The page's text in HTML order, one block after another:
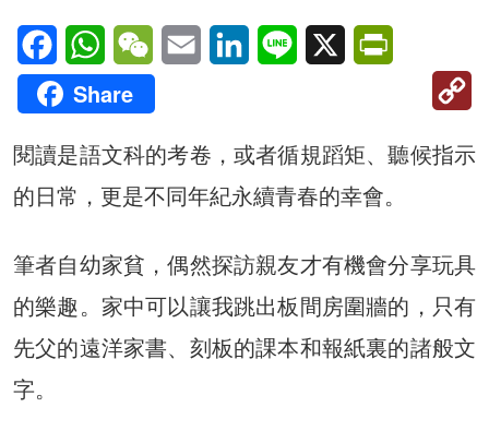
FacebookWhatsAppWeChatEmail LinkedInLine X
Share
閱讀是語文科的考卷，或者循規蹈矩、聽候指示
的日常，更是不同年紀永續青春的幸會。
筆者自幼家貧，偶然探訪親友才有機會分享玩具
的樂趣。家中可以讓我跳出板間房圍牆的，只有
先父的遠洋家書、刻板的課本和報紙裏的諸般文
字。